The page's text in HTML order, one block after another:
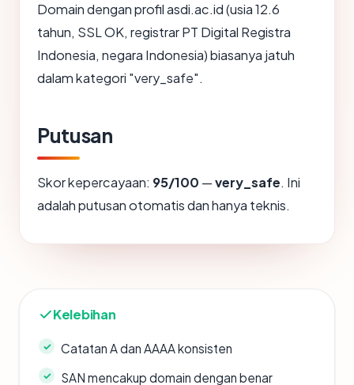
Domain dengan profil asdi.ac.id (usia 12.6
tahun, SSL OK, registrar PT Digital Registra
Indonesia, negara Indonesia) biasanya jatuh
dalam kategori "very_safe".
Putusan
Skor kepercayaan: 95/100 —very_safe. Ini
adalah putusan otomatis dan hanya teknis.
Kelebihan
Catatan A dan AAAA konsisten
SAN mencakup domain dengan benar